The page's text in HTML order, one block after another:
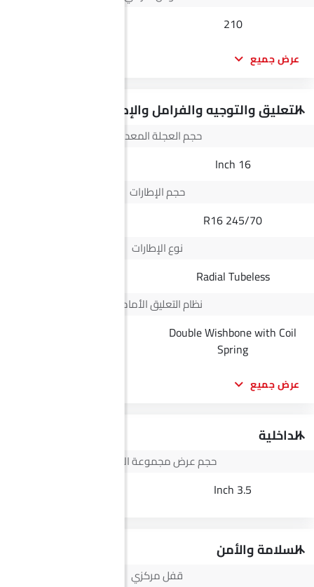
210
عرض جميع
التعليق والتوجيه والفرامل والإطارات
حجم العجلة المعدنية
16 Inch
حجم الإطارات
245/70 R16
نوع الإطارات
Radial Tubeless
نظام التعليق الأمامي
Double Wishbone with Coil
Spring
عرض جميع
الداخلية
حجم عرض مجموعة الأجهزة
3.5 Inch
السلامة والأمن
قفل مركزي